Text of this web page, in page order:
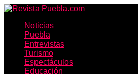
Noticias
Puebla
Entrevistas
Turismo
Espectáculos
Educación